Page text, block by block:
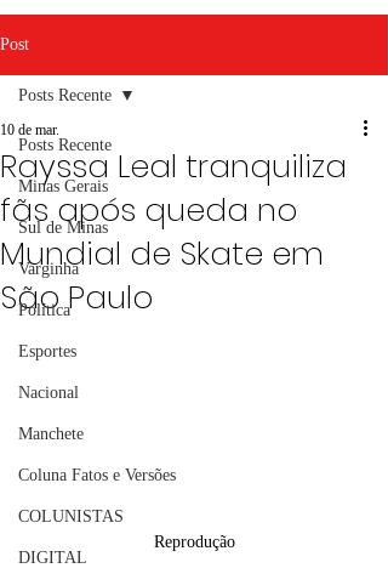
Post
Posts Recente
Minas Gerais
Sul de Minas
Varginha
Política
Esportes
Nacional
Manchete
Coluna Fatos e Versões
COLUNISTAS
DIGITAL
Posts Recente
Rayssa Leal tranquiliza
fãs após queda no
Mundial de Skate em
São Paulo
10 de mar.
Reprodução